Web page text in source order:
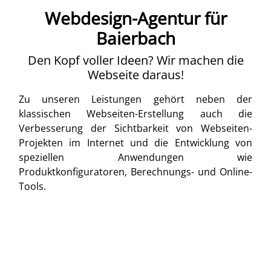
Webdesign-Agentur für
Baierbach
Den Kopf voller Ideen? Wir machen die
Webseite daraus!
Zu unseren Leistungen gehört neben der
klassischen Webseiten-Erstellung auch die
Verbesserung der Sichtbarkeit von Webseiten-
Projekten im Internet und die Entwicklung von
speziellen Anwendungen wie
Produktkonfiguratoren, Berechnungs- und Online-
Tools.